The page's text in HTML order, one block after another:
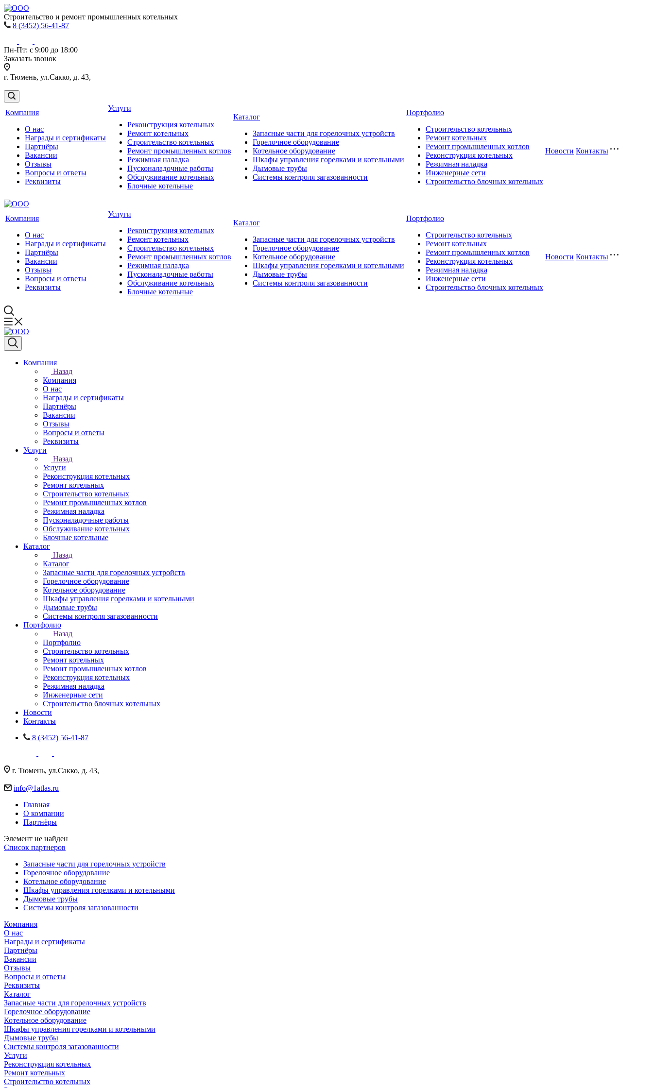
Строительство и ремонт промышленных котельных
8 (3452) 56-41-87
Пн-Пт: с 9:00 до 18:00
Заказать звонок
г. Тюмень, ул.Сакко, д. 43,
Компания
О нас
Награды и сертификаты
Партнёры
Вакансии
Отзывы
Вопросы и ответы
Реквизиты
Услуги
Реконструкция котельных
Ремонт котельных
Строительство котельных
Ремонт промышленных котлов
Режимная наладка
Пусконаладочные работы
Обслуживание котельных
Блочные котельные
Каталог
Запасные части для горелочных устройств
Горелочное оборудование
Котельное оборудование
Шкафы управления горелками и котельными
Дымовые трубы
Системы контроля загазованности
Портфолио
Строительство котельных
Ремонт котельных
Ремонт промышленных котлов
Реконструкция котельных
Режимная наладка
Инженерные сети
Строительство блочных котельных
Новости Контакты
Компания
О нас
Награды и сертификаты
Партнёры
Вакансии
Отзывы
Вопросы и ответы
Реквизиты
Услуги
Реконструкция котельных
Ремонт котельных
Строительство котельных
Ремонт промышленных котлов
Режимная наладка
Пусконаладочные работы
Обслуживание котельных
Блочные котельные
Каталог
Запасные части для горелочных устройств
Горелочное оборудование
Котельное оборудование
Шкафы управления горелками и котельными
Дымовые трубы
Системы контроля загазованности
Портфолио
Строительство котельных
Ремонт котельных
Ремонт промышленных котлов
Реконструкция котельных
Режимная наладка
Инженерные сети
Строительство блочных котельных
Новости Контакты
Компания
Назад
Компания
О нас
Награды и сертификаты
Партнёры
Вакансии
Отзывы
Вопросы и ответы
Реквизиты
Услуги
Назад
Услуги
Реконструкция котельных
Ремонт котельных
Строительство котельных
Ремонт промышленных котлов
Режимная наладка
Пусконаладочные работы
Обслуживание котельных
Блочные котельные
Каталог
Назад
Каталог
Запасные части для горелочных устройств
Горелочное оборудование
Котельное оборудование
Шкафы управления горелками и котельными
Дымовые трубы
Системы контроля загазованности
Портфолио
Назад
Портфолио
Строительство котельных
Ремонт котельных
Ремонт промышленных котлов
Реконструкция котельных
Режимная наладка
Инженерные сети
Строительство блочных котельных
Новости
Контакты
8 (3452) 56-41-87
г. Тюмень, ул.Сакко, д. 43,
info@1atlas.ru
Главная
О компании
Партнёры
Элемент не найден
Список партнеров
Запасные части для горелочных устройств
Горелочное оборудование
Котельное оборудование
Шкафы управления горелками и котельными
Дымовые трубы
Системы контроля загазованности
Компания
О нас
Награды и сертификаты
Партнёры
Вакансии
Отзывы
Вопросы и ответы
Реквизиты
Каталог
Запасные части для горелочных устройств
Горелочное оборудование
Котельное оборудование
Шкафы управления горелками и котельными
Дымовые трубы
Системы контроля загазованности
Услуги
Реконструкция котельных
Ремонт котельных
Строительство котельных